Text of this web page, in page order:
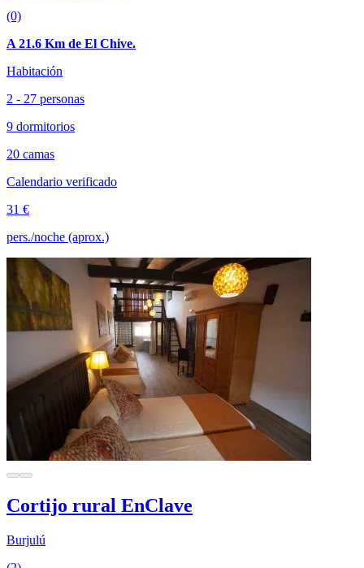
(0)
A 21.6 Km de El Chive.
Habitación
2 - 27 personas
9 dormitorios
20 camas
Calendario verificado
31 €
pers./noche (aprox.)
Cortijo rural EnClave
Burjulú